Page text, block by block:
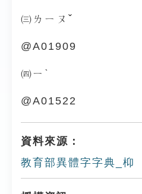
㈢ㄌㄧㄡˇ
@A01909
㈣ㄧˋ
@A01522
資料來源：
教育部異體字字典_枊